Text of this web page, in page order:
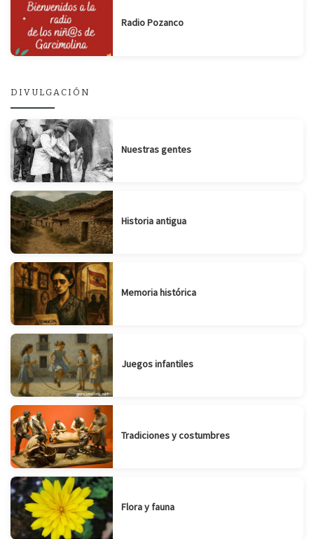
Radio Pozanco
DIVULGACIÓN
Nuestras gentes
Historia antigua
Memoria histórica
Juegos infantiles
Tradiciones y costumbres
Flora y fauna